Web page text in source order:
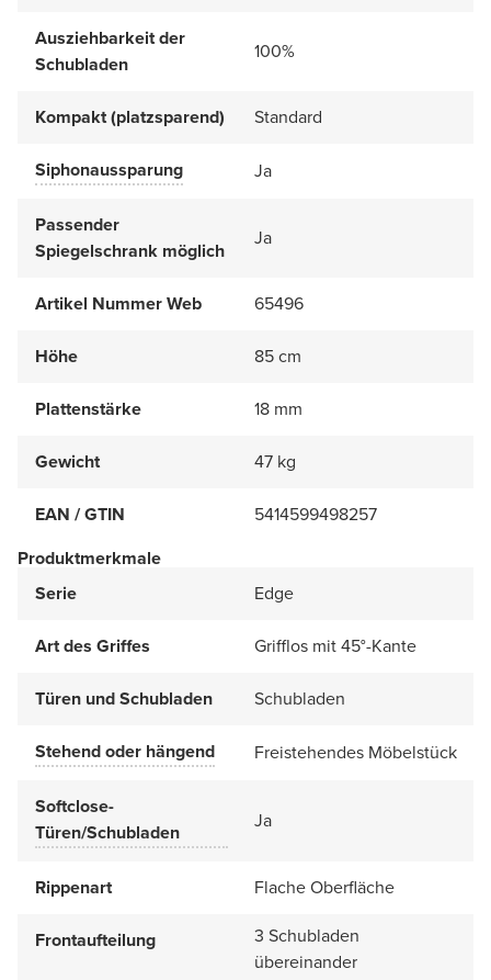
Ausziehbarkeit der
Schubladen
100%
Kompakt (platzsparend) Standard
Siphonaussparung Ja
Passender
Spiegelschrank möglich
Ja
Artikel Nummer Web 65496
Höhe 85 cm
Plattenstärke 18 mm
Gewicht 47 kg
EAN / GTIN
5414599498257
Produktmerkmale
Serie
Edge
Art des Griffes Grifflos mit 45°-Kante
Türen und Schubladen Schubladen
Stehend oder hängend Freistehendes Möbelstück
Softclose-
Türen/Schubladen
Ja
Rippenart Flache Oberfläche
Frontaufteilung
3 Schubladen
übereinander